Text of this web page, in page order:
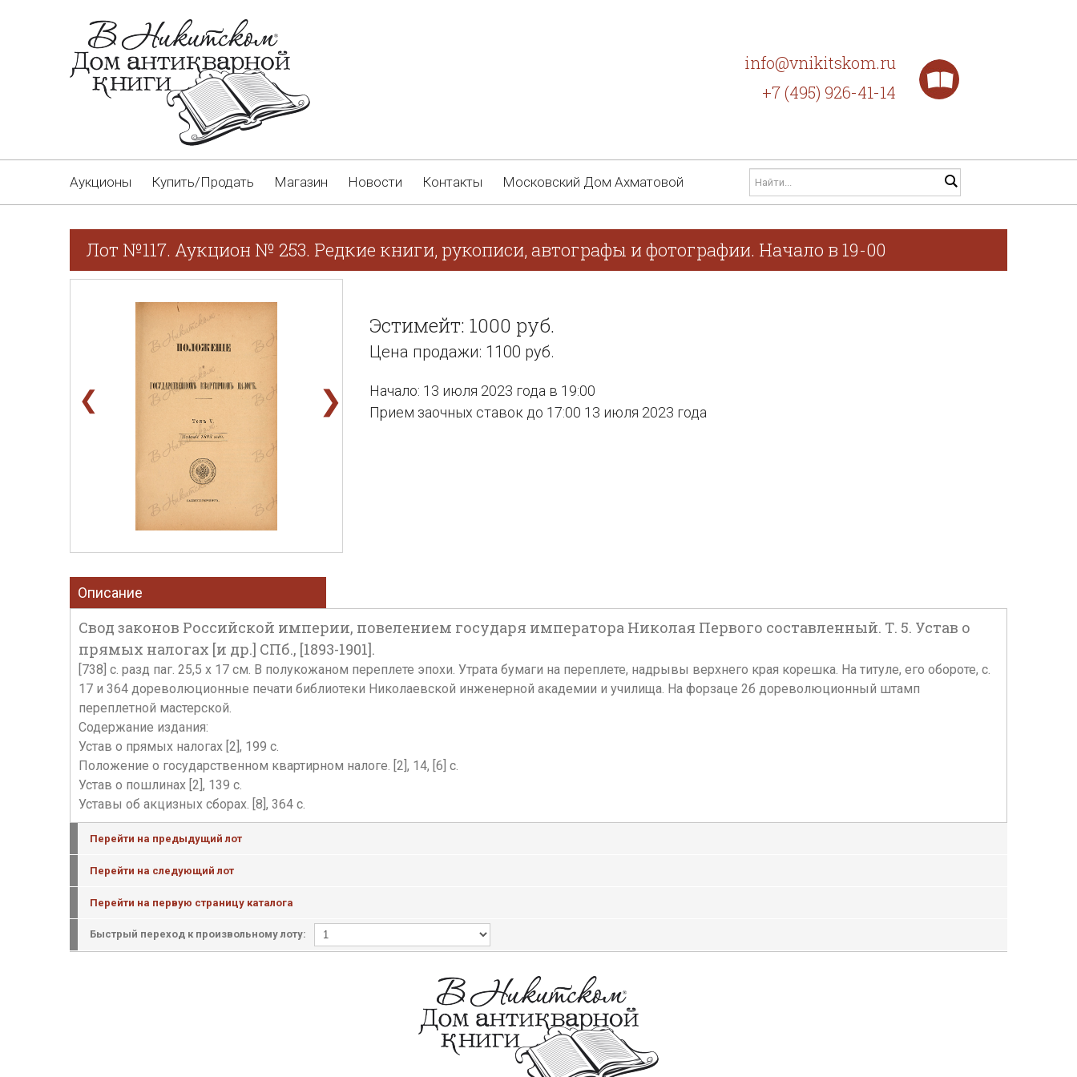
info@vnikitskom.ru
+7 (495) 926-41-14
Аукционы Купить/Продать Магазин Новости Контакты Московский Дом Ахматовой
Лот №117. Аукцион № 253. Редкие книги, рукописи, автографы и фотографии. Начало в 19-00
❮ ❯
Эстимейт: 1000 руб.
Цена продажи: 1100 руб.
Начало: 13 июля 2023 года в 19:00
Прием заочных ставок до 17:00 13 июля 2023 года
Описание
Свод законов Российской империи, повелением государя императора Николая Первого составленный. Т. 5. Устав о
прямых налогах [и др.] СПб., [1893-1901].
[738] с. разд паг. 25,5 х 17 см. В полукожаном переплете эпохи. Утрата бумаги на переплете, надрывы верхнего края корешка. На титуле, его обороте, с.
17 и 364 дореволюционные печати библиотеки Николаевской инженерной академии и училища. На форзаце 2б дореволюционный штамп
переплетной мастерской.
Содержание издания:
Устав о прямых налогах [2], 199 с.
Положение о государственном квартирном налоге. [2], 14, [6] с.
Устав о пошлинах [2], 139 c.
Уставы об акцизных сборах. [8], 364 с.
Перейти на предыдущий лот
Перейти на следующий лот
Перейти на первую страницу каталога
Быстрый переход к произвольному лоту: